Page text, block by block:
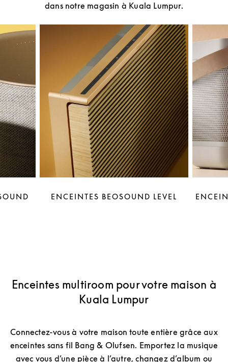
dans notre magasin à Kuala Lumpur.
ENCEINTES BEOSOUND LEVEL
Enceintes multiroom pour votre maison à
Kuala Lumpur
Connectez-vous à votre maison toute entière grâce aux
enceintes sans fil Bang & Olufsen. Emportez la musique
avec vous d’une pièce à l’autre, changez d’album ou